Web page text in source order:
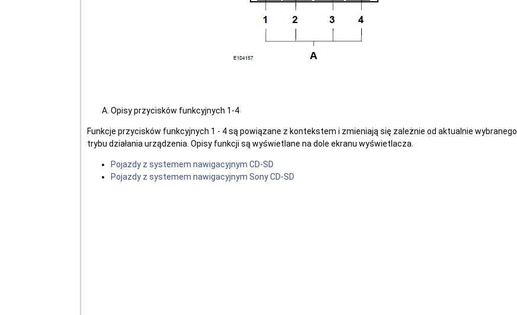
Opisy przycisków funkcyjnych 1-4
Funkcje przycisków funkcyjnych 1 - 4 są powiązane z kontekstem i zmieniają się zależnie od aktualnie wybranego
trybu działania urządzenia. Opisy funkcji są wyświetlane na dole ekranu wyświetlacza.
Pojazdy z systemem nawigacyjnym CD-SD
Pojazdy z systemem nawigacyjnym Sony CD-SD